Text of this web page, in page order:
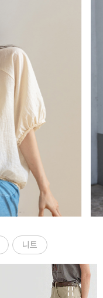
니트